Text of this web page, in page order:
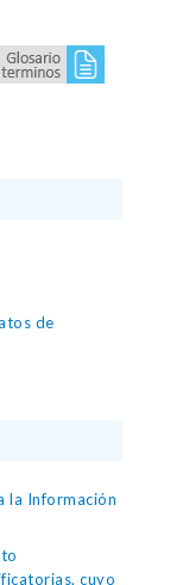
de
la Información
cuyo